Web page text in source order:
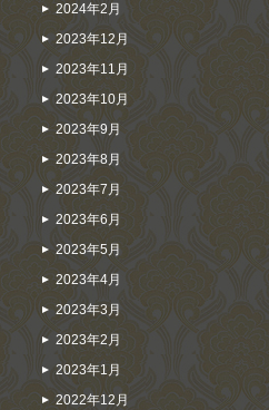
2024年2月
2023年12月
2023年11月
2023年10月
2023年9月
2023年8月
2023年7月
2023年6月
2023年5月
2023年4月
2023年3月
2023年2月
2023年1月
2022年12月